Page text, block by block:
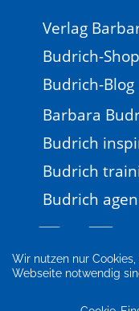
Wir nutzen nur
Webseite notwendig
Verlag
Budrich-Shop
Budrich-Blog
Barbara
Budrich
Budrich
Budrich
Impressum